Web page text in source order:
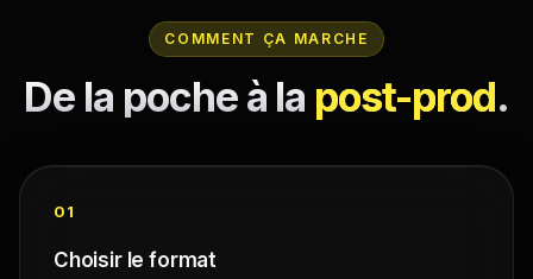
COMMENT ÇA MARCHE
De la poche à la post-prod.
01
Choisir le format